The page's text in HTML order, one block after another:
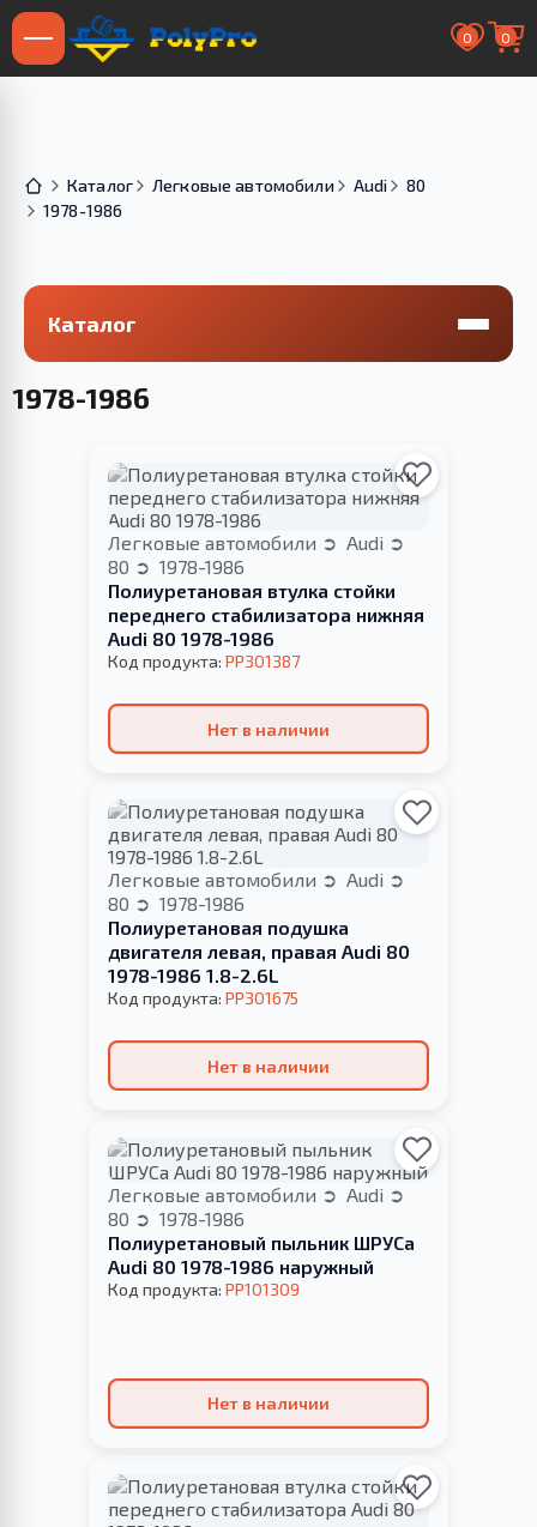
0 0
Каталог Легковые автомобили Audi
80
1978-1986
Каталог
1978-1986
Легковые автомобили
Audi
80
1978-1986
Полиуретановая втулка стойки
переднего стабилизатора нижняя
Audi 80 1978-1986
Код продукта: PP301387
Нет в наличии
Легковые автомобили
Audi
80
1978-1986
Полиуретановая подушка
двигателя левая, правая Audi 80
1978-1986 1.8-2.6L
Код продукта: PP301675
Нет в наличии
Легковые автомобили
Audi
80
1978-1986
Полиуретановый пыльник ШРУСа
Audi 80 1978-1986 наружный
Код продукта: PP101309
Нет в наличии